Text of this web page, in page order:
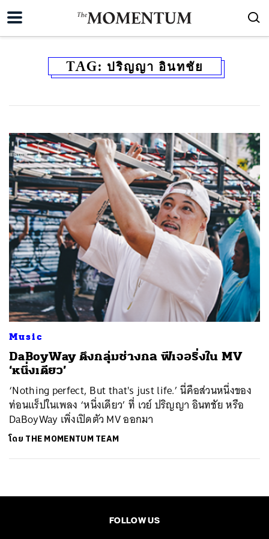
TAG: ปริญญา อินทชัย
Music
DaBoyWay ดึงกลุ่มช่างกล ฟีเจอริ่งใน MV
‘หนึ่งเดียว’
‘Nothing perfect, But that's just life.’ นี่คือส่วนหนึ่งของ
ท่อนแร็ปในเพลง ‘หนึ่งเดียว’ ที่ เวย์ ปริญญา อินทชัย หรือ
DaBoyWay เพิ่งเปิดตัว MV ออกมา
โดย THE MOMENTUM TEAM
FOLLOW US
ค้นหา
SHARE TWEET EMAIL